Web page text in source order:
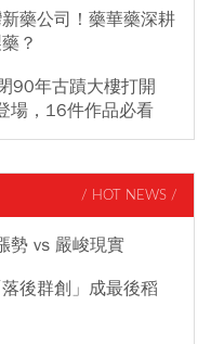
藥公司！藥華藥深耕
？
90年古蹟大樓打開
場，16件作品必看
/ HOT NEWS /
勢 vs 嚴峻現實
後群創」成最後稻